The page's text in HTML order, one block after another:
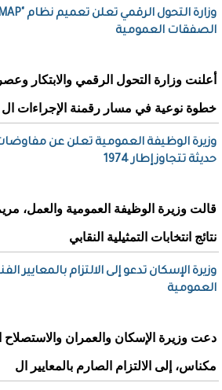
الصفقات العمومية
أعلنت وزارة التحول الرقمي والابتكار
خطوة نوعية في مسار رقمنة الإجراءات ال
وزيرة الوظيفة العمومية تعلن عن مفاوضات
حديثة تتجاوز إطار 1974
قالت وزيرة الوظيفة العمومية والعمل،
نتائج انتخابات التمثيلية النقابي
وزيرة الإسكان تدعو إلى الالتزام بالمعايير
العمومية
دعت وزيرة الإسكان والعمران والاستصلاح
مكناس، إلى الالتزام الصارم بالمعايير ال